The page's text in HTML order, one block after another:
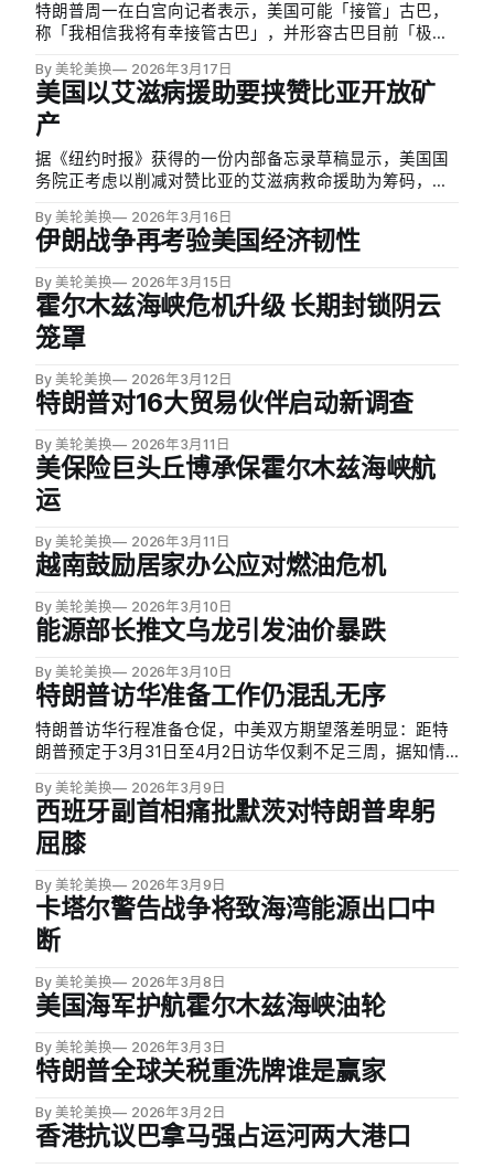
特朗普周一在白宫向记者表示，美国可能「接管」古巴，
称「我相信我将有幸接管古巴」，并形容古巴目前「极度
拉加接受NBC采访时宣布，古巴共产党政府将向外资开
放，涵盖来自美国的投资及海外古巴人，范围不仅限于私
营领域，更包括基础设施等…
By 美轮美换 2026年3月17日
美国以艾滋病援助要挟赞比亚开放矿
产
据《纽约时报》获得的一份内部备忘录草稿显示，美国国
务院正考虑以削减对赞比亚的艾滋病救命援助为筹码，迫
源。该备忘录由国务院非洲局起草，呈送国务卿鲁比奥，
明确提及「公开大规模撤援」是迫使赞比亚就范的手段。
By 美轮美换 2026年3月16日
伊朗战争再考验美国经济韧性
By 美轮美换 2026年3月15日
霍尔木兹海峡危机升级 长期封锁阴云
笼罩
By 美轮美换 2026年3月12日
特朗普对16大贸易伙伴启动新调查
By 美轮美换 2026年3月11日
美保险巨头丘博承保霍尔木兹海峡航
运
By 美轮美换 2026年3月11日
越南鼓励居家办公应对燃油危机
By 美轮美换 2026年3月10日
能源部长推文乌龙引发油价暴跌
By 美轮美换 2026年3月10日
特朗普访华准备工作仍混乱无序
特朗普访华行程准备仓促，中美双方期望落差明显：距特
朗普预定于3月31日至4月2日访华仅剩不足三周，据知情
员与企业高管名单尚未敲定，是否组建商业代表团也悬而
未决。
By 美轮美换 2026年3月9日
西班牙副首相痛批默茨对特朗普卑躬
屈膝
By 美轮美换 2026年3月9日
卡塔尔警告战争将致海湾能源出口中
断
By 美轮美换 2026年3月8日
美国海军护航霍尔木兹海峡油轮
By 美轮美换 2026年3月3日
特朗普全球关税重洗牌谁是赢家
By 美轮美换 2026年3月2日
香港抗议巴拿马强占运河两大港口